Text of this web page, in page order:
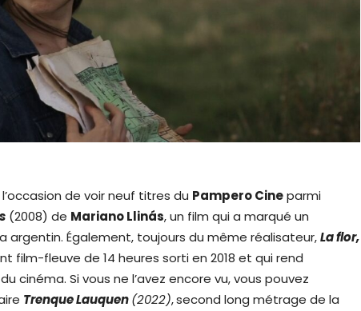
de voir neuf titres du Pampero Cineparmi
(2008) de Mariano Llinás, un film qui a marqué un
argentin. Également, toujours du même réalisateur,La flor,
film-fleuve de 14 heures sorti en 2018 et qui rend
cinéma. Si vous ne l’avez encore vu, vous pouvez
Trenque Lauquen(2022),second long métrage de la